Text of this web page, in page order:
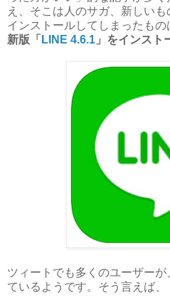
え、そこは人のサガ、新しいも
インストールしてしまったもの
新版「 LINE 4.6.1 」をインスト
ツィートでも多くのユーザー
ているようです。そう言えば